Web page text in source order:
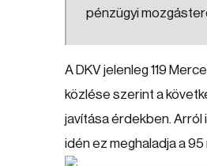
pénzügyi
A DKV jelenleg 119
közlése szerint a
javítása érdekben. Arról
idén ez meghaladja a